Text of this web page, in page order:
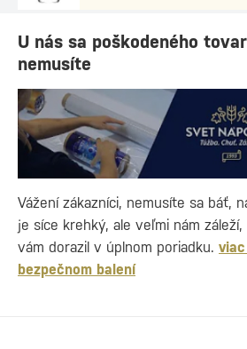
U nás sa poškodeného
nemusíte
Vážení zákazníci, nemusíte sa báť,
je síce krehký, ale veľmi nám
vám dorazil v úplnom poriadku.
bezpečnom balení